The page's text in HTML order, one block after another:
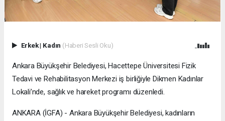
Erkek| Kadın (Haberi Sesli Oku)
Ankara Büyükşehir Belediyesi, Hacettepe Üniversitesi Fizik
Tedavi ve Rehabilitasyon Merkezi iş birliğiyle Dikmen Kadınlar
Lokali’nde, sağlık ve hareket programı düzenledi.
ANKARA (İGFA) - Ankara Büyükşehir Belediyesi, kadınların